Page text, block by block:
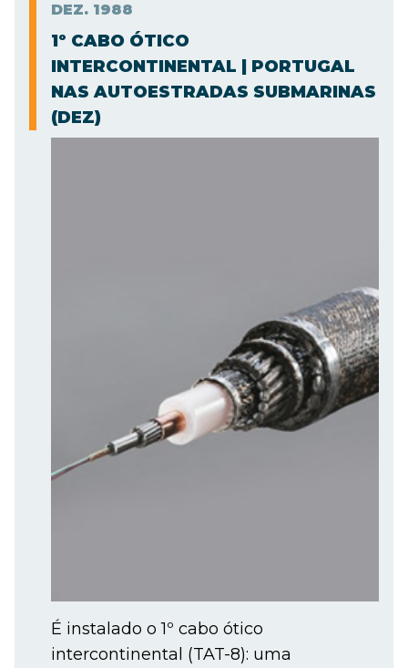
DEZ. 1988
1º CABO ÓTICO
INTERCONTINENTAL | PORTUGAL
NAS AUTOESTRADAS SUBMARINAS
(DEZ)
É instalado o 1º cabo ótico
intercontinental (TAT-8): uma